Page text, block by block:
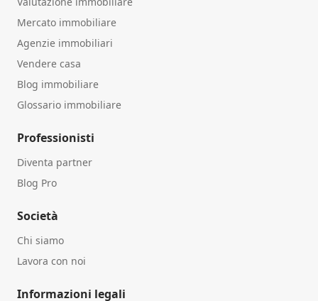
Mercato immobiliare
Agenzie immobiliari
Vendere casa
Blog immobiliare
Glossario immobiliare
Professionisti
Diventa partner
Blog Pro
Società
Chi siamo
Lavora con noi
Informazioni legali